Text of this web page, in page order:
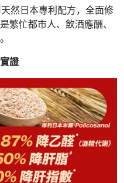
然日本專利配方，全面修
繁忙都市人、飲酒應酬、
證